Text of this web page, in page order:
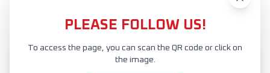
PLEASE FOLLOW US!
To access the page, you can scan the QR code or click on
the image.